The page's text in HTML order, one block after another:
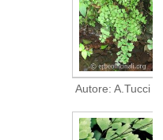
Autore: A.Tucci